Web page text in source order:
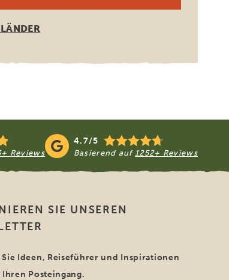
Reviews
4.7/5
Basierend auf 1252+ Reviews
SIE UNSEREN
Sie Ideen, Reiseführer und Inspirationen
Posteingang.